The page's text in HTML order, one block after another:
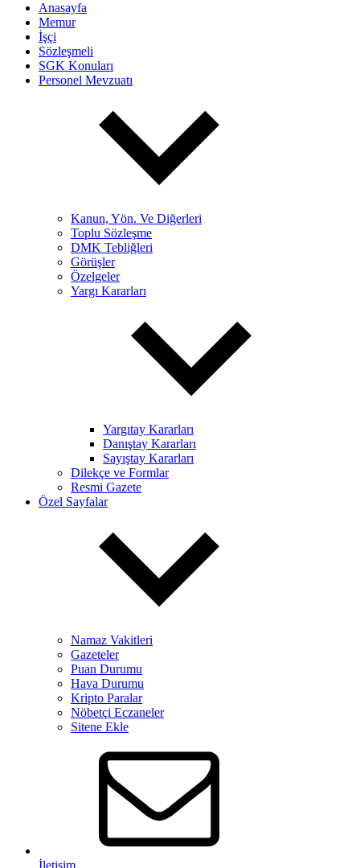
Anasayfa
Memur
İşçi
Sözleşmeli
SGK Konuları
Personel Mevzuatı
Kanun, Yön. Ve Diğerleri
Toplu Sözleşme
DMK Tebliğleri
Görüşler
Özelgeler
Yargı Kararları
Yargıtay Kararları
Danıştay Kararları
Sayıştay Kararları
Dilekçe ve Formlar
Resmi Gazete
Özel Sayfalar
Namaz Vakitleri
Gazeteler
Puan Durumu
Hava Durumu
Kripto Paralar
Nöbetçi Eczaneler
Sitene Ekle
İletişim